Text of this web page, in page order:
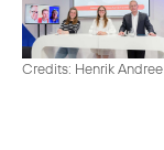
Credits: Henrik Andree